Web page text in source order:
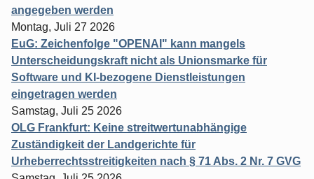
angegeben werden
Montag, Juli 27 2026
EuG: Zeichenfolge "OPENAI" kann mangels
Unterscheidungskraft nicht als Unionsmarke für
Software und KI-bezogene Dienstleistungen
eingetragen werden
Samstag, Juli 25 2026
OLG Frankfurt: Keine streitwertunabhängige
Zuständigkeit der Landgerichte für
Urheberrechtsstreitigkeiten nach § 71 Abs. 2 Nr. 7 GVG